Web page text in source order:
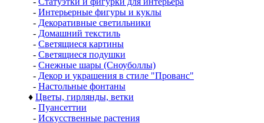
- Интерьерные фигуры и куклы
- Декоративные светильники
- Домашний текстиль
- Светящиеся картины
- Светящиеся подушки
- Снежные шары (Сноуболлы)
- Декор и украшения в стиле "Прованс"
- Настольные фонтаны
♦ Цветы, гирлянды, ветки
- Пуансеттии
- Искусственные растения